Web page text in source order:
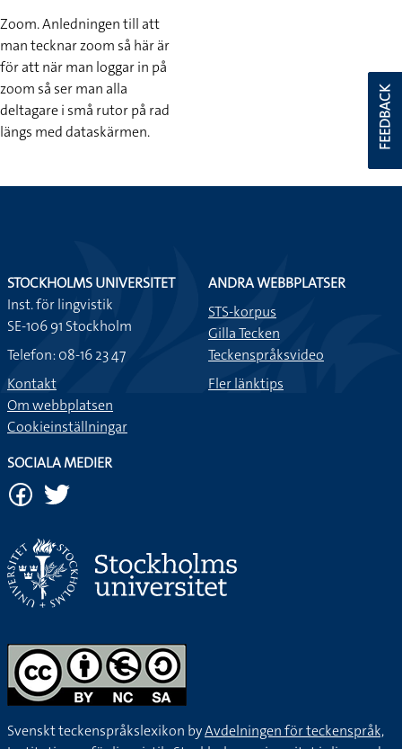
Zoom. Anledningen till att
man tecknar zoom så här är
för att när man loggar in på
zoom så ser man alla
deltagare i små rutor på rad
längs med dataskärmen.
FEEDBACK
STOCKHOLMS UNIVERSITET
Inst. för lingvistik
SE-106 91 Stockholm
Telefon: 08-16 23 47
Kontakt
Om webbplatsen
Cookieinställningar
ANDRA WEBBPLATSER
STS-korpus
Gilla Tecken
Teckenspråksvideo
Fler länktips
SOCIALA MEDIER
Svenskt teckenspråkslexikon byAvdelningen för teckenspråk,